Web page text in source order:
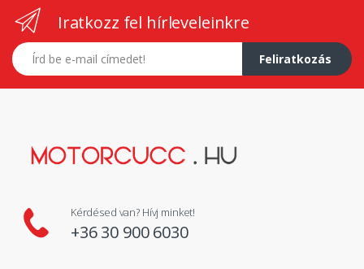
Iratkozz fel hírleveleinkre
E-mail címed
Feliratkozás
Kérdésed van? Hívj minket!
+36 30 900 6030